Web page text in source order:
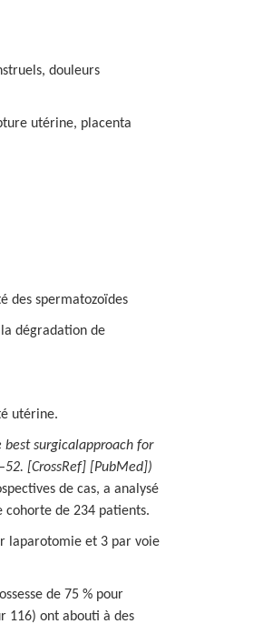
douleurs
utérine, placenta
des spermatozoïdes
dégradation de
utérine.
best surgicalapproach for
[CrossRef] [PubMed])
de cas, a analysé
cohorte de 234 patients.
laparotomie et 3 par voie
de 75 % pour
116) ont abouti à des